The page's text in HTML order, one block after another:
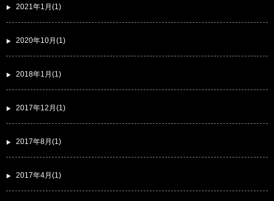
2021年1月(1)
2020年10月(1)
2018年1月(1)
2017年12月(1)
2017年8月(1)
2017年4月(1)